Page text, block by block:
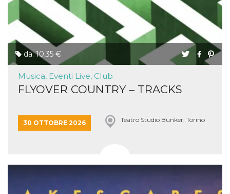
da: 10,35 €
Musica, Eventi Live, Club
FLYOVER COUNTRY – TRACKS
30 OTTOBRE 2026 Teatro Studio Bunker, Torino